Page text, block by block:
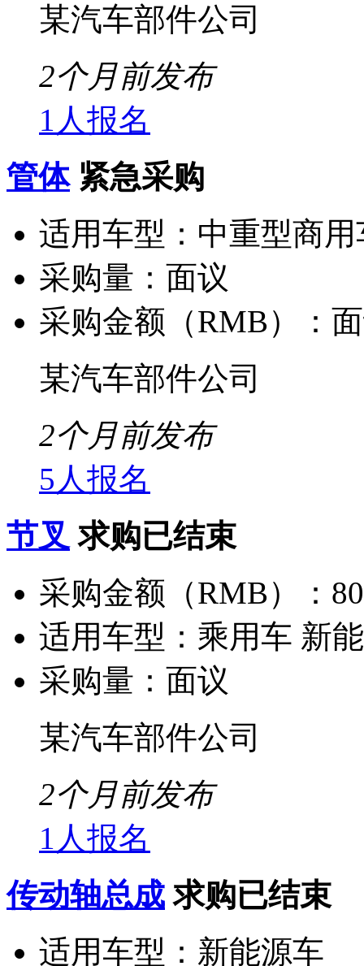
某汽车部件公司
2个月前发布
1人报名
管体 紧急采购
适用车型： 中重型商
采购量： 面议
采购金额（RMB）：
某汽车部件公司
2个月前发布
5人报名
节叉 求购已结束
采购金额（RMB）：
适用车型： 乘用车 新
采购量： 面议
某汽车部件公司
2个月前发布
1人报名
传动轴总成 求购已结束
适用车型： 新能源车